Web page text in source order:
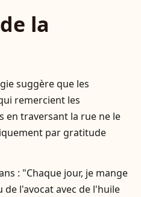
la
suggère que les
remercient les
en traversant la rue ne le
par gratitude
: "Chaque jour, je mange
l'avocat avec de l'huile